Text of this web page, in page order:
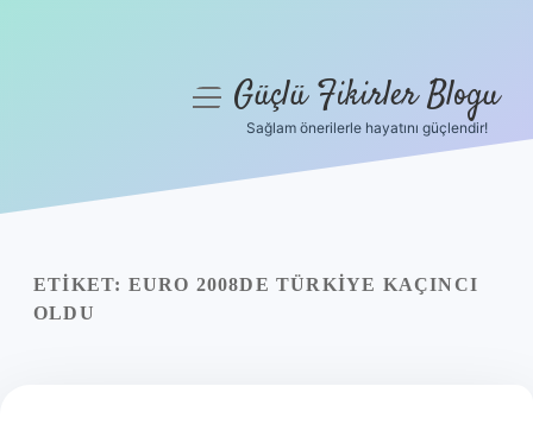
Yasal Uyarı
menüyüGüçlü Fikirler Blogu
Sağlam önerilerle hayatını güçlendir!
ETIKET: EURO 2008DE TÜRKIYE KAÇINCI
OLDU